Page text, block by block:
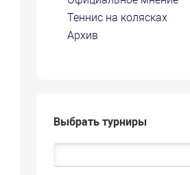
Теннис на колясках
Архив
Выбрать турниры